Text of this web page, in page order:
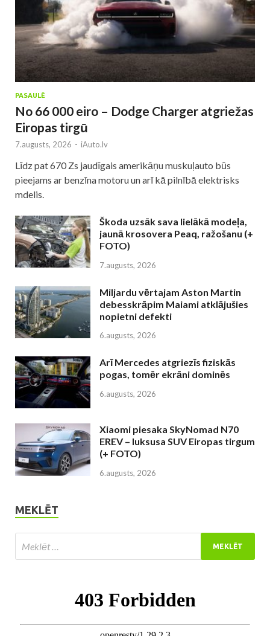
PASAULĒ
No 66 000 eiro – Dodge Charger atgriežas
Eiropas tirgū
7.augusts, 2026 - iAuto.lv
Līdz pat 670 Zs jaudīgais amerikāņu muskuļauto būs
pieejams ar benzīna motoru un arī kā pilnībā elektrisks
mdelis.
Škoda uzsāk sava lielākā modeļa,
jaunā krosovera Peaq, ražošanu (+
FOTO)
7.augusts, 2026
Miljardu vērtajam Aston Martin
debesskrāpim Maiami atklājušies
nopietni defekti
6.augusts, 2026
Arī Mercedes atgriezīs fiziskās
pogas, tomēr ekrāni dominēs
6.augusts, 2026
Xiaomi piesaka SkyNomad N70
EREV – luksusa SUV Eiropas tirgum
(+ FOTO)
6.augusts, 2026
MEKLĒT